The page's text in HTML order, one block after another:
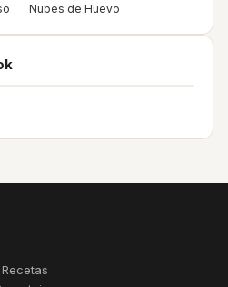
Nubes de Huevo
Recetas